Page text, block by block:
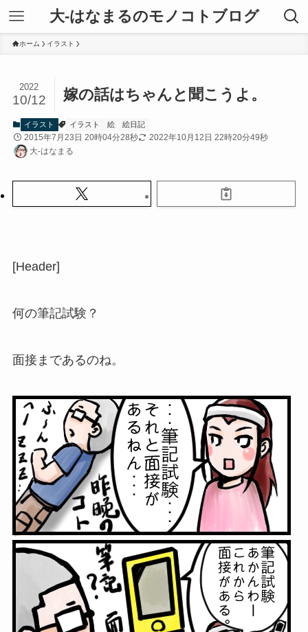
大-はなまるのモノコトブログ
ホーム イラスト
嫁の話はちゃんと聞こうよ。
2022
10/12
イラスト イラスト 絵 絵日記
2015年7月23日 20時04分28秒
2022年10月12日 22時20分49秒
大-はなまる
[Header]
何の筆記試験？
面接まであるのね。